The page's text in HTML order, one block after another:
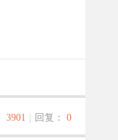
3901 回复： 0